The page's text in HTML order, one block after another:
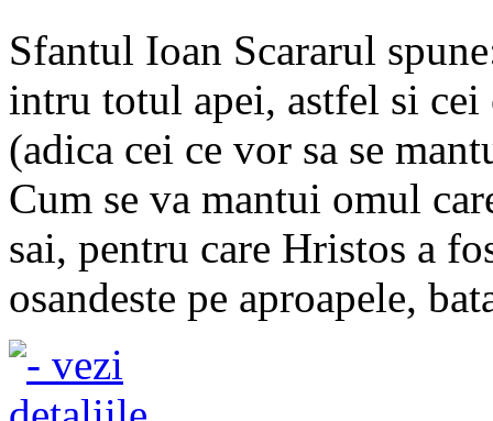
Sfantul Ioan Scararul
intru totul apei, astfel si cei
(adica cei ce vor sa se
Cum se va mantui omul
sai, pentru care Hristos a
osandeste pe aproapele,